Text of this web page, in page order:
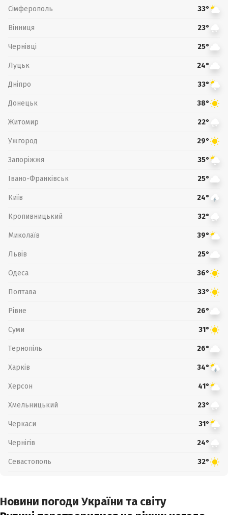
Сімферополь 33°
Вінниця 23°
Чернівці 25°
Луцьк 24°
Дніпро 33°
Донецьк 38°
Житомир 22°
Ужгород 29°
Запоріжжя 35°
Івано-Франківськ 25°
Київ 24°
Кропивницький 32°
Миколаїв 39°
Львів 25°
Одеса 36°
Полтава 33°
Рівне 26°
Суми 31°
Тернопіль 26°
Харків 34°
Херсон 41°
Хмельницький 23°
Черкаси 31°
Чернігів 24°
Севастополь 32°
Новини погоди України та світу